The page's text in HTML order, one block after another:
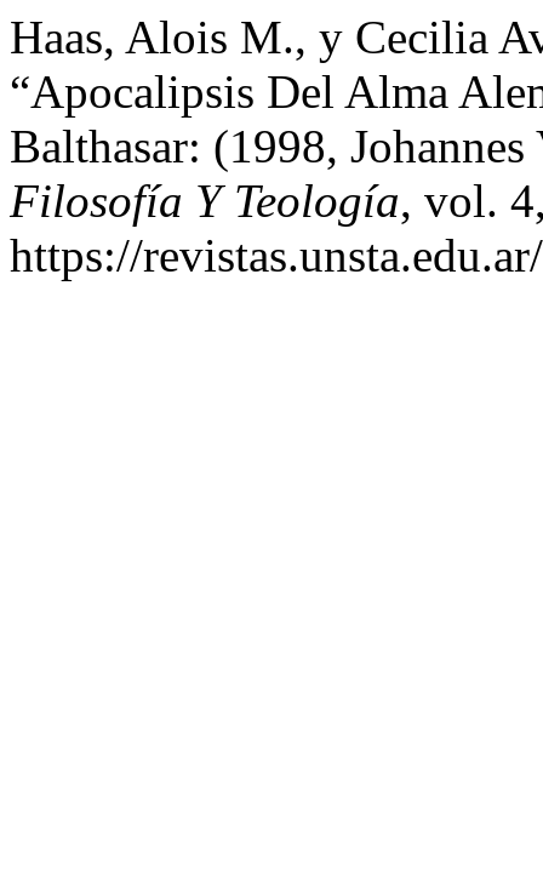
Haas, Alois M., y Cecilia
“Apocalipsis Del Alma
Balthasar: (1998,
Filosofía Y Teología, vol.
https://